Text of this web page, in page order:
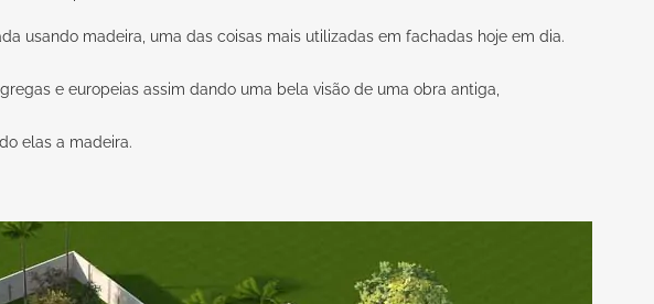
usando madeira, uma das coisas mais utilizadas em fachadas hoje em dia.
e europeias assim dando uma bela visão de uma obra antiga,
elas a madeira.